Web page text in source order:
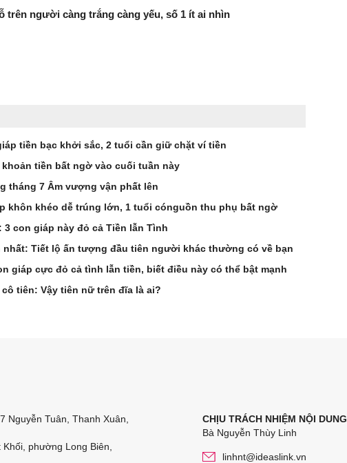
trên người càng trắng càng yếu, số 1 ít ai nhìn
tiền bạc khởi sắc, 2 tuổi cần giữ chặt ví tiền
tiền bất ngờ vào cuối tuần này
tháng 7 Âm vượng vận phất lên
khôn khéo dễ trúng lớn, 1 tuổi cónguồn thu phụ bất ngờ
3 con giáp này đỏ cả Tiền lẫn Tình
nhất: Tiết lộ ấn tượng đầu tiên người khác thường có về bạn
giáp cực đỏ cả tình lẫn tiền, biết điều này có thể bật mạnh
tiên: Vậy tiên nữ trên đĩa là ai?
Nguyễn Tuân, Thanh Xuân,
phường Long Biên,
CHỊU TRÁCH NHIỆM NỘI DUNG
Bà Nguyễn Thùy Linh
linhnt@ideaslink.vn